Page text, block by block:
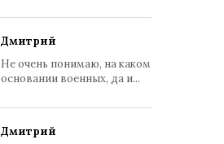
Дмитрий
Не очень понимаю, на каком
основании военных, да и...
Дмитрий